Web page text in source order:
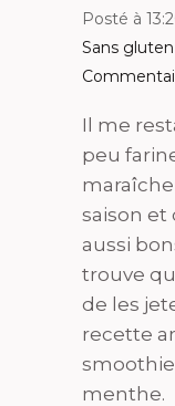
Posté à
Sans gluten
Il me
peu
saison et
aussi
trouve
de les
recette
smoothie
menthe.